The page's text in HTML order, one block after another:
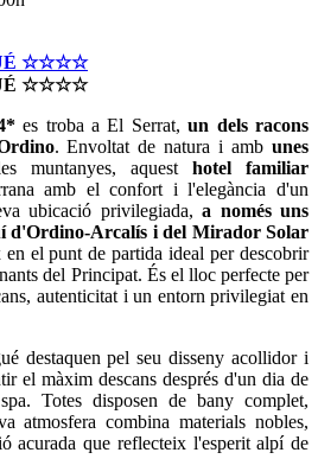
☆☆☆☆
☆☆☆☆
es troba a El Serrat,un dels racons
. Envoltat de natura i ambunes
muntanyes, aquest hotel familiar
amb el confort i l'elegància d'un
ubicació privilegiada, a només uns
d'Ordino-Arcalís i del Mirador Solar
el punt de partida ideal per descobrir
del Principat. És el lloc perfecte per
autenticitat i un entorn privilegiat en
destaquen pel seu disseny acollidor i
el màxim descans després d'un dia de
Totes disposen de bany complet,
atmosfera combina materials nobles,
acurada que reflecteix l'esperit alpí de